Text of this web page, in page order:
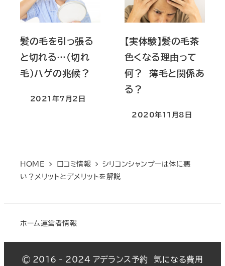
髪の毛を引っ張る
と切れる…（切れ
毛）ハゲの兆候？
2021年7月2日
【実体験】髪の毛茶
色くなる理由って
何？ 薄毛と関係あ
る？
2020年11月8日
HOME 口コミ情報
シリコンシャンプーは体に悪
い？メリットとデメリットを解説
ホーム 運営者情報
© 2016 - 2024 アデランス予約 気になる費用